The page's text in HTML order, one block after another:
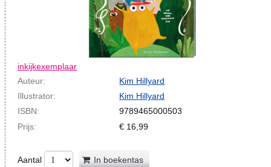
inkijkexemplaar
Auteur:
Kim Hillyard
Illustrator:
Kim Hillyard
ISBN:
9789465000503
Prijs:
€ 16,99
Aantal In boekentas